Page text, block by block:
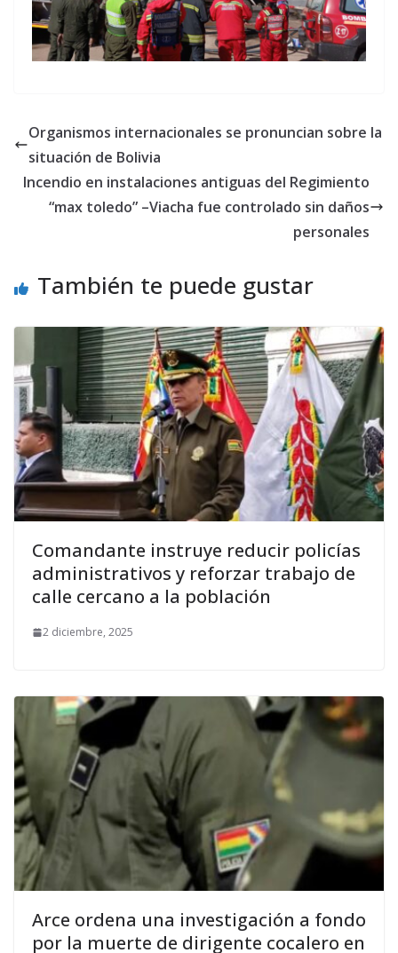
Organismos internacionales se pronuncian sobre la
situación de Bolivia
Incendio en instalaciones antiguas del Regimiento
“max toledo” –Viacha fue controlado sin daños
personales
También te puede gustar
Comandante instruye reducir policías
administrativos y reforzar trabajo de
calle cercano a la población
2 diciembre, 2025
Arce ordena una investigación a fondo
por la muerte de dirigente cocalero en